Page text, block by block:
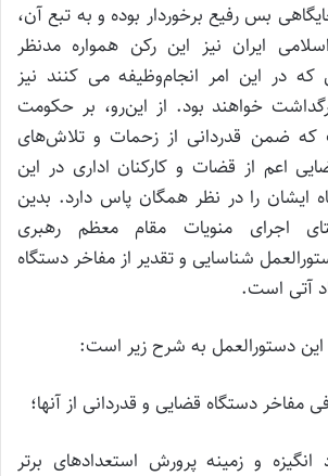
بس رفیع برخوردار بوده و به تبع آن،
ایران نیز این رکن همواره مدنظر
در این امر انجام‌وظیفه می کنند نیز
خواهند بود. از این‌رو، بر حکومت
ضمن قدردانی از زحمات و تلاش‌های
اعم از قضات و کارکنان اداری در این
ایشان را در نظر همگان پاس دارد. بدین
اجرای منویات مقام معظم رهبری
شناسایی و تقدیر از مفاخر دستگاه
آتی است.
مفاخر دستگاه قضایی و قدردانی از آنها؛
انگیزه و زمینه پرورش استعدادهای برتر